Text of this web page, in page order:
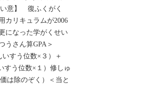
い意】 復ふくがく
カリキュラムが2006
になった学がくせい
うさん算GPA＞
すう位数×３）＋
すう位数×１）修しゅ
は除のぞく）＜当と